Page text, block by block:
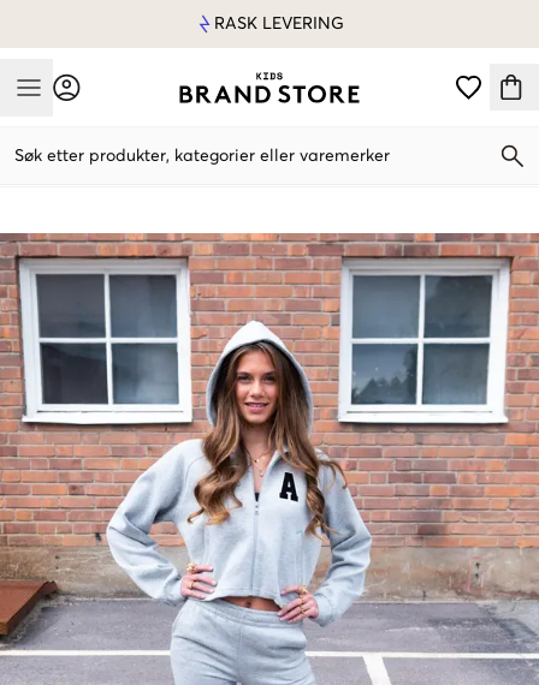
RASK LEVERING
Mobile Menu
Søk etter produkter, kategorier eller varemerker